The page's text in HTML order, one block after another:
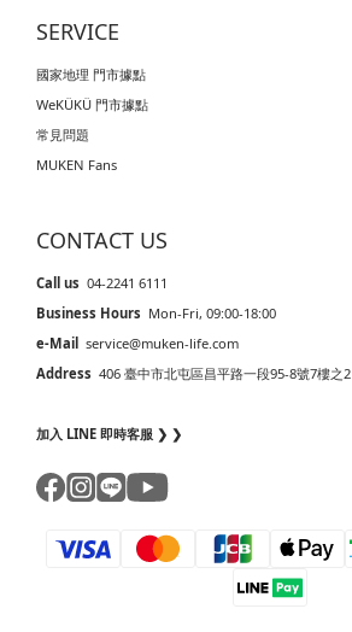
SERVICE
國家地理 門市據點
WeKÜKÜ 門市據點
常見問題
MUKEN Fans
CONTACT US
Call us 04-2241 6111
Business Hours Mon-Fri, 09:00-18:00
e-Mail service@muken-life.com
Address 406 臺中市北屯區昌平路一段95-8號7樓之2
加入 LINE 即時客服 ❯ ❯